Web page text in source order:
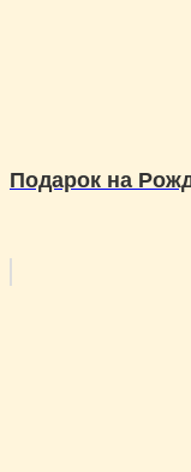
Подарок на